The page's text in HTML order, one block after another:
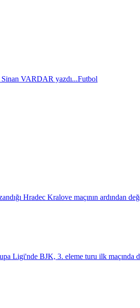
VARDAR yazdı...Futbol
Hradec Kralove maçının ardından
Ligi'nde BJK, 3. eleme turu ilk maçında